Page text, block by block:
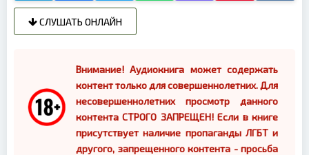
СЛУШАТЬ ОНЛАЙН
Внимание! Аудиокнига может содержать
контент только для совершеннолетних. Для
несовершеннолетних просмотр данного
контента СТРОГО ЗАПРЕЩЕН! Если в книге
присутствует наличие пропаганды ЛГБТ и
другого, запрещенного контента - просьба